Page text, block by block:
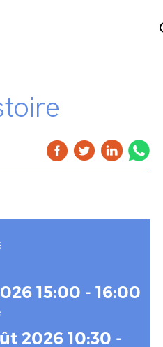
15:00 - 16:00
2026 10:30 -